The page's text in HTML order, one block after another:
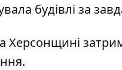
будівлі за
.